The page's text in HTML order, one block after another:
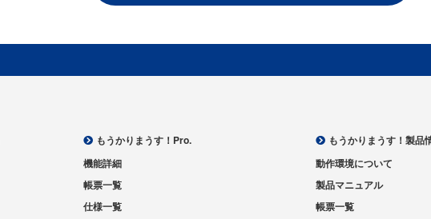
もうかりまうす！Pro.
機能詳細
帳票一覧
仕様一覧
もうかりまうす！製品
動作環境について
製品マニュアル
帳票一覧